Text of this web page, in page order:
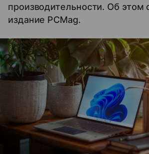
производительности. Об этом
издание PCMag.